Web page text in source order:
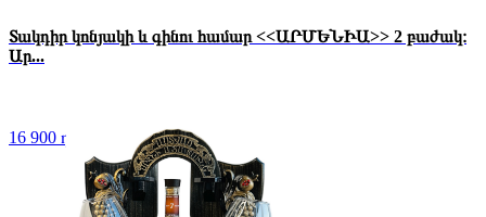
Տակդիր կոնյակի և գինու համար <<ԱՐՄԵՆԻԱ>> 2 բաժակ։
Ար...
16 900 դր.